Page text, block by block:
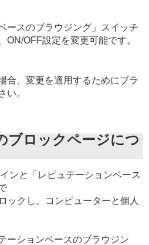
ースのブラウジング」スイッチ
ON/OFF設定を変更可能です。
合、変更を適用するためにブラ
い。
ブロックページにつ
ンと「レピュテーションベース
ックし、コンピューターと個人
ーションベースのブラウジン